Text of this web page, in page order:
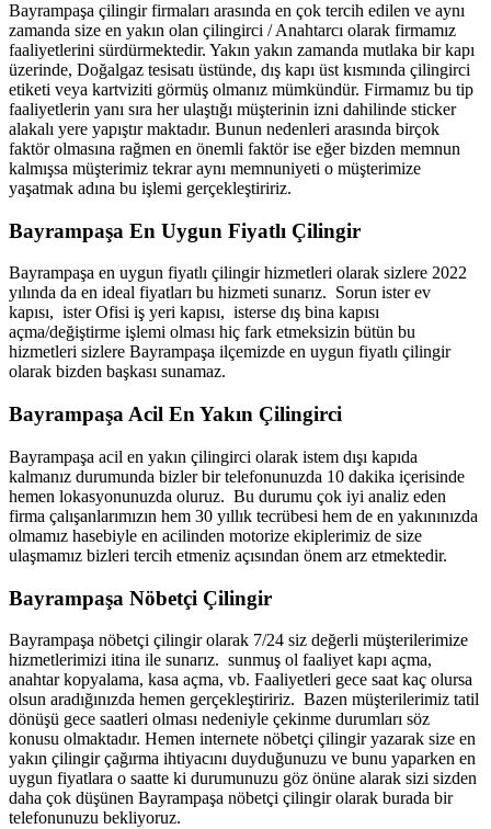
Bayrampaşa çilingir firmaları arasında en çok tercih edilen ve aynı
zamanda size en yakın olan çilingirci / Anahtarcı olarak firmamız
faaliyetlerini sürdürmektedir. Yakın yakın zamanda mutlaka bir kapı
üzerinde, Doğalgaz tesisatı üstünde, dış kapı üst kısmında çilingirci
etiketi veya kartviziti görmüş olmanız mümkündür. Firmamız bu tip
faaliyetlerin yanı sıra her ulaştığı müşterinin izni dahilinde sticker
alakalı yere yapıştır maktadır. Bunun nedenleri arasında birçok
faktör olmasına rağmen en önemli faktör ise eğer bizden memnun
kalmışsa müşterimiz tekrar aynı memnuniyeti o müşterimize
yaşatmak adına bu işlemi gerçekleştiririz.
Bayrampaşa En Uygun Fiyatlı Çilingir
Bayrampaşa en uygun fiyatlı çilingir hizmetleri olarak sizlere 2022
yılında da en ideal fiyatları bu hizmeti sunarız. Sorun ister ev
kapısı, ister Ofisi iş yeri kapısı, isterse dış bina kapısı
açma/değiştirme işlemi olması hiç fark etmeksizin bütün bu
hizmetleri sizlere Bayrampaşa ilçemizde en uygun fiyatlı çilingir
olarak bizden başkası sunamaz.
Bayrampaşa Acil En Yakın Çilingirci
Bayrampaşa acil en yakın çilingirci olarak istem dışı kapıda
kalmanız durumunda bizler bir telefonunuzda 10 dakika içerisinde
hemen lokasyonunuzda oluruz. Bu durumu çok iyi analiz eden
firma çalışanlarımızın hem 30 yıllık tecrübesi hem de en yakınınızda
olmamız hasebiyle en acilinden motorize ekiplerimiz de size
ulaşmamız bizleri tercih etmeniz açısından önem arz etmektedir.
Bayrampaşa Nöbetçi Çilingir
Bayrampaşa nöbetçi çilingir olarak 7/24 siz değerli müşterilerimize
hizmetlerimizi itina ile sunarız. sunmuş ol faaliyet kapı açma,
anahtar kopyalama, kasa açma, vb. Faaliyetleri gece saat kaç olursa
olsun aradığınızda hemen gerçekleştiririz. Bazen müşterilerimiz tatil
dönüşü gece saatleri olması nedeniyle çekinme durumları söz
konusu olmaktadır. Hemen internete nöbetçi çilingir yazarak size en
yakın çilingir çağırma ihtiyacını duyduğunuzu ve bunu yaparken en
uygun fiyatlara o saatte ki durumunuzu göz önüne alarak sizi sizden
daha çok düşünen Bayrampaşa nöbetçi çilingir olarak burada bir
telefonunuzu bekliyoruz.